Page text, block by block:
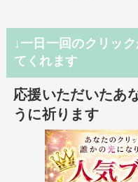
↓一日一回のクリッ
てくれます
応援いただいたあ
うに祈ります